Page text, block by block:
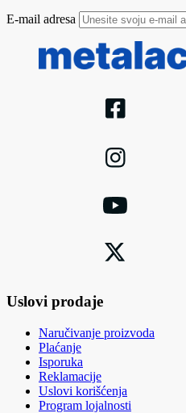
E-mail adresa
Uslovi prodaje
Naručivanje proizvoda
Plaćanje
Isporuka
Reklamacije
Uslovi korišćenja
Program lojalnosti